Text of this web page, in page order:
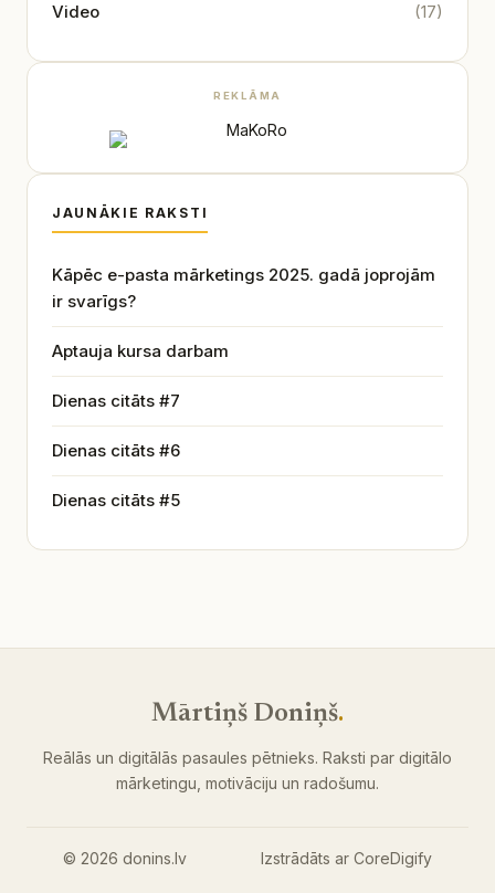
Video (17)
REKLĀMA
JAUNĀKIE RAKSTI
Kāpēc e-pasta mārketings 2025. gadā joprojām
ir svarīgs?
Aptauja kursa darbam
Dienas citāts #7
Dienas citāts #6
Dienas citāts #5
Mārtiņš Doniņš.
Reālās un digitālās pasaules pētnieks. Raksti par digitālo
mārketingu, motivāciju un radošumu.
© 2026 donins.lv Izstrādāts ar CoreDigify